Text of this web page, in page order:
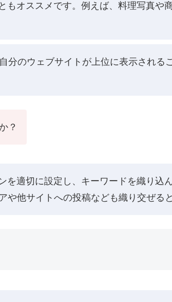
もオススメです。例えば、料理写真や
分のウェブサイトが上位に表示される
？
適切に設定し、キーワードを織り込
他サイトへの投稿なども織り交ぜる